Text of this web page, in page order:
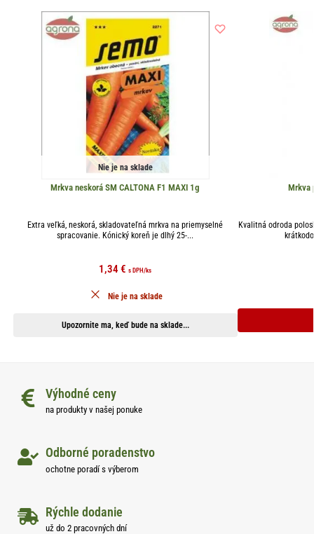
Nie je na sklade
Mrkva neskorá SM CALTONA F1 MAXI 1g
Extra veľká, neskorá, skladovateľná mrkva na priemyselné
spracovanie. Kónický koreň je dlhý 25-...
1,34€ s DPH/ks
Upozornite ma, keď bude na sklade...
Nie je na sklade
Mrkva
Kvalitná odroda
Výhodné ceny
na produkty v našej ponuke
Odborné poradenstvo
ochotne poradí s výberom
Rýchle dodanie
už do 2 pracovných dní